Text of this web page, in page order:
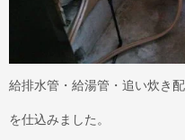
給排水管・給湯管・追い炊き
を仕込みました。